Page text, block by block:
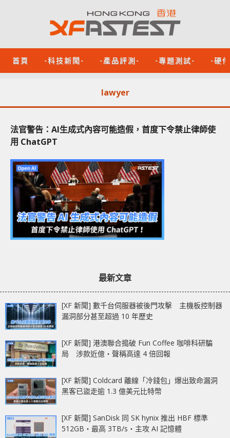
首頁 -科技新聞- -產品評測- -專題測試- -硬
lawyer
法官警告：AI生成式內容可能造假，首度下令禁止律師使
用 ChatGPT
最新文章
[XF 新聞] 數千台伺服器被後門攻擊 主機板控制器
漏洞部分甚至超過 10 年歷史
[XF 新聞] 港澳聯合搗破 Fun Coffee 咖啡科研騙
局 涉款近億‧聲稱高達 4 倍回報
[XF 新聞] Coldcard 離線「冷錢包」爆出致命漏洞
黑客已盜走逾 1.3 億美元比特幣
[XF 新聞] SanDisk 同 SK hynix 推出 HBF 標準
512GB‧最高 3TB/s‧主攻 AI 記憶體